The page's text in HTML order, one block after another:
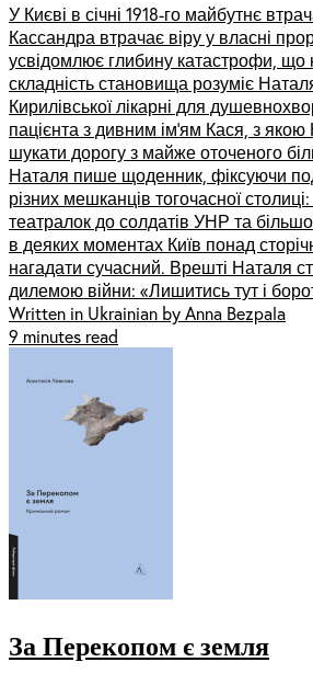
У Києві в січні 1918-го майбутнє
Кассандра втрачає віру у власні
усвідомлює глибину катастрофи, що
складність становища розуміє
Кирилівської лікарні для
пацієнта з дивним ім’ям Кася, з
шукати дорогу з майже оточеного
Наталя пише щоденник, фіксуючи
різних мешканців тогочасної
театралок до солдатів УНР та
в деяких моментах Київ понад
нагадати сучасний. Врешті Наталя
дилемою війни: «Лишитись тут і
Written in Ukrainian by Anna Bezpala
9 minutes read
За Перекопом є земля